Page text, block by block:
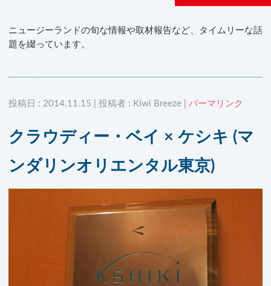
ニュージーランドの旬な情報や取材報告など、タイムリーな話
題を綴っています。
投稿日 : 2014.11.15 | 投稿者 : Kiwi Breeze | パーマリンク
クラウディー・ベイ × ケシキ (マ
ンダリンオリエンタル東京)